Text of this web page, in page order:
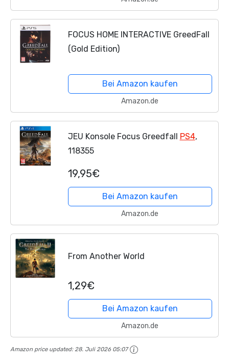
FOCUS HOME INTERACTIVE GreedFall
(Gold Edition)
Bei Amazon kaufen
Amazon.de
JEU Konsole Focus Greedfall PS4,
118355
19,95€
Bei Amazon kaufen
Amazon.de
From Another World
1,29€
Bei Amazon kaufen
Amazon.de
Amazon price updated:28. Juli 2026 05:07